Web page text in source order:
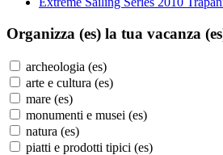
Organizza (es) la tua vacanza
archeologia (es)
arte e cultura (es)
mare (es)
monumenti e musei (es)
natura (es)
piatti e prodotti tipici (es)